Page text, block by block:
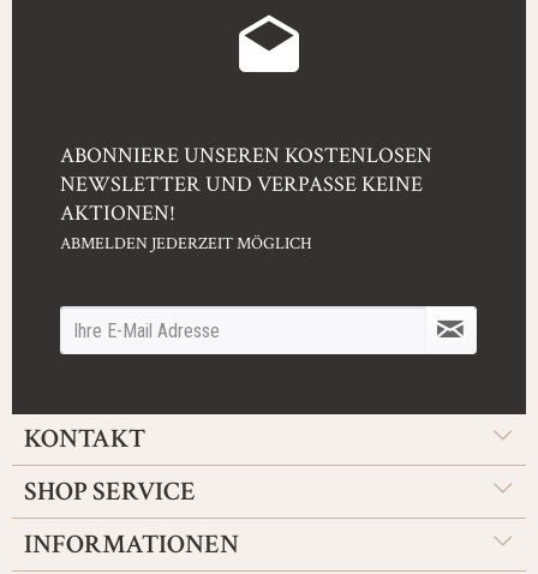
ABONNIERE UNSEREN KOSTENLOSEN
NEWSLETTER UND VERPASSE KEINE
AKTIONEN!
ABMELDEN JEDERZEIT MÖGLICH
KONTAKT
SHOP SERVICE
INFORMATIONEN